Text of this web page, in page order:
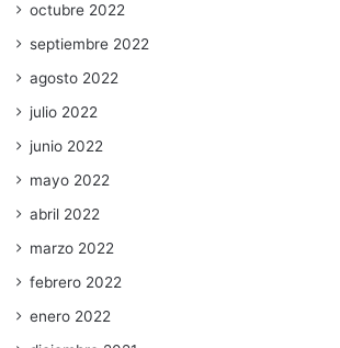
octubre 2022
septiembre 2022
agosto 2022
julio 2022
junio 2022
mayo 2022
abril 2022
marzo 2022
febrero 2022
enero 2022